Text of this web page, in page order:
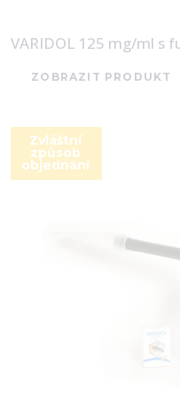
VARIDOL 125 mg/ml s
ZOBRAZIT PRODUKT
Zvláštní
způsob
objednání